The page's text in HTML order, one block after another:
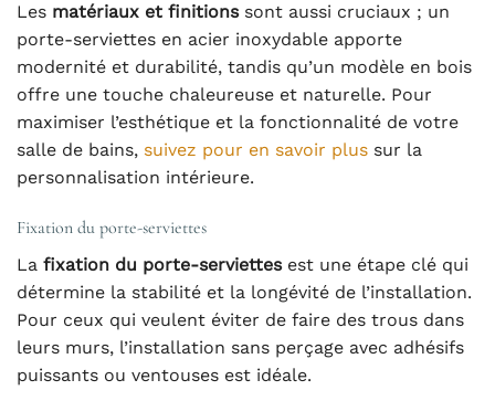
Les matériaux et finitionssont aussi cruciaux ; un
porte-serviettes en acier inoxydable apporte
modernité et durabilité, tandis qu’un modèle en bois
offre une touche chaleureuse et naturelle. Pour
maximiser l’esthétique et la fonctionnalité de votre
salle de bains, suivez pour en savoir plus sur la
personnalisation intérieure.
Fixation du porte-serviettes
La fixation du porte-serviettesest une étape clé qui
détermine la stabilité et la longévité de l’installation.
Pour ceux qui veulent éviter de faire des trous dans
leurs murs, l’installation sans perçage avec adhésifs
puissants ou ventouses est idéale.